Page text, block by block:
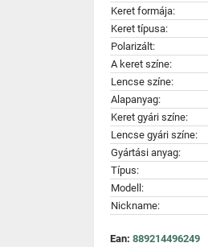
Keret formája:
Keret típusa:
Polarizált:
A keret színe:
Lencse színe:
Alapanyag:
Keret gyári színe:
Lencse gyári színe:
Gyártási anyag:
Típus:
Modell:
Nickname:
Ean: 889214496249